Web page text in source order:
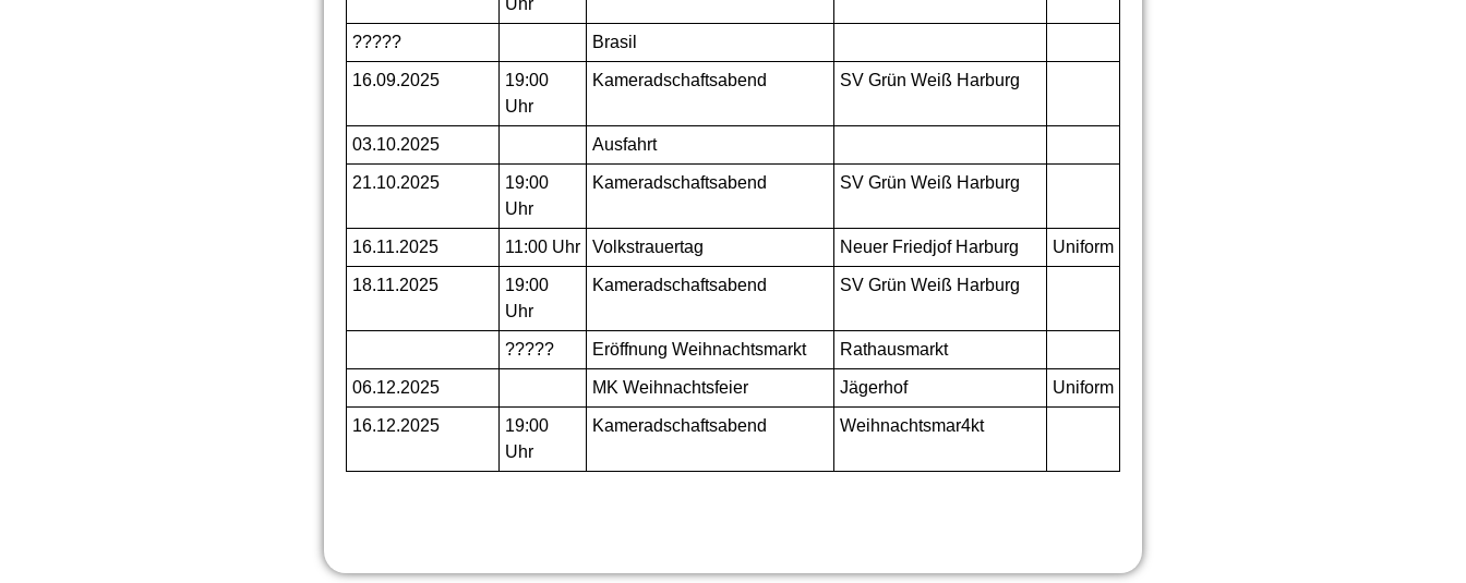
Uhr
????? Brasil
16.09.2025
19:00
Uhr
Kameradschaftsabend SV Grün Weiß Harburg
03.10.2025 Ausfahrt
21.10.2025
19:00
Uhr
Kameradschaftsabend SV Grün Weiß Harburg
16.11.2025 11:00 Uhr Volkstrauertag Neuer Friedjof Harburg Uniform
18.11.2025
19:00
Uhr
Kameradschaftsabend SV Grün Weiß Harburg
????? Eröffnung Weihnachtsmarkt Rathausmarkt
06.12.2025 MK Weihnachtsfeier Jägerhof Uniform
16.12.2025
19:00
Uhr
Kameradschaftsabend Weihnachtsmar4kt